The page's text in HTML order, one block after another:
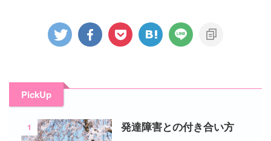
PickUp
1 発達障害との付き合い方